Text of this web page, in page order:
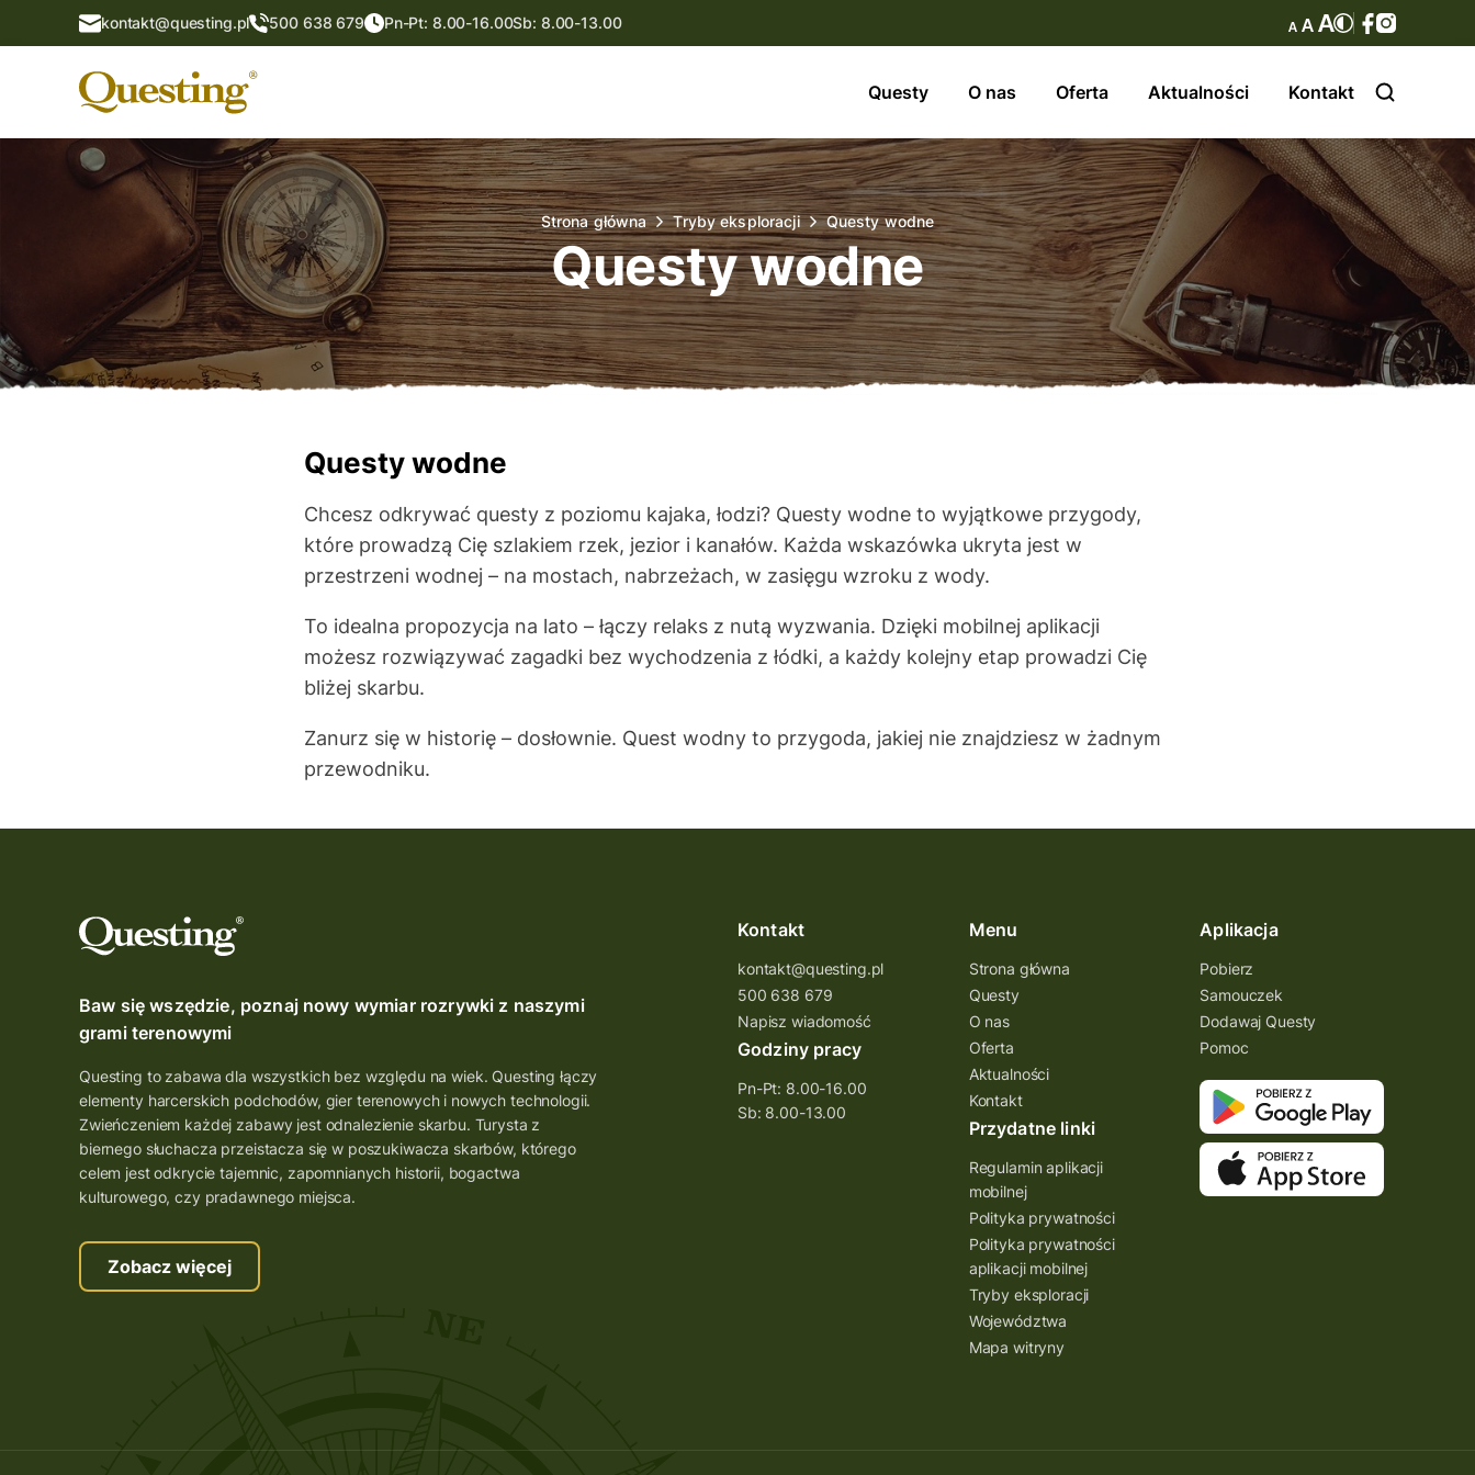
kontakt@questing.pl 500 638 679 Pn-Pt: 8.00-16.00Sb: 8.00-13.00
Questy O nas Oferta Aktualności Kontakt
O nas
Oferta
Aktualności
Kontakt
Strona główna Tryby eksploracji Questy wodne
Questy wodne
Questy wodne
Chcesz odkrywać questy z poziomu kajaka, łodzi? Questy wodne to wyjątkowe przygody,
które prowadzą Cię szlakiem rzek, jezior i kanałów. Każda wskazówka ukryta jest w
przestrzeni wodnej – na mostach, nabrzeżach, w zasięgu wzroku z wody.
To idealna propozycja na lato – łączy relaks z nutą wyzwania. Dzięki mobilnej aplikacji
możesz rozwiązywać zagadki bez wychodzenia z łódki, a każdy kolejny etap prowadzi Cię
bliżej skarbu.
Zanurz się w historię – dosłownie. Quest wodny to przygoda, jakiej nie znajdziesz w żadnym
przewodniku.
Baw się wszędzie, poznaj nowy wymiar rozrywki z naszymi
grami terenowymi
Questing to zabawa dla wszystkich bez względu na wiek. Questing łączy
elementy harcerskich podchodów, gier terenowych i nowych technologii.
Zwieńczeniem każdej zabawy jest odnalezienie skarbu. Turysta z
biernego słuchacza przeistacza się w poszukiwacza skarbów, którego
celem jest odkrycie tajemnic, zapomnianych historii, bogactwa
kulturowego, czy pradawnego miejsca.
Zobacz więcej
Kontakt
kontakt@questing.pl
500 638 679
Napisz wiadomość
Godziny pracy
Pn-Pt: 8.00-16.00
Sb: 8.00-13.00
Menu
Strona główna
Questy
O nas
Oferta
Aktualności
Kontakt
Przydatne linki
Regulamin aplikacji
mobilnej
Polityka prywatności
Polityka prywatności
aplikacji mobilnej
Tryby eksploracji
Województwa
Mapa witryny
Aplikacja
Pobierz
Samouczek
Dodawaj Questy
Pomoc